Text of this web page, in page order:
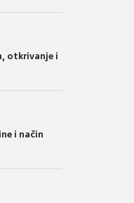
otkrivanje i
i način